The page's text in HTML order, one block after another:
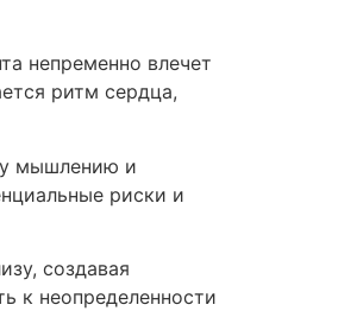
непременно влечет
ритм сердца,
мышлению и
риски и
создавая
к неопределенности